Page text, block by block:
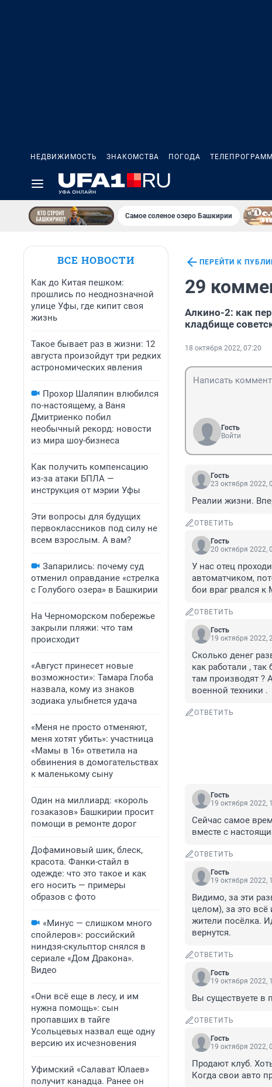
НЕДВИЖИМОСТЬ ЗНАКОМСТВА ПОГОДА
Самое соленое озеро Башкирии
ВСЕ НОВОСТИ
Как до Китая пешком:
прошлись по неоднозначной
улице Уфы, где кипит своя
жизнь
Такое бывает раз в жизни: 12
августа произойдут три редких
астрономических явления
Прохор Шаляпин влюбился
по-настоящему, а Ваня
Дмитриенко побил
необычный рекорд: новости
из мира шоу-бизнеса
Как получить компенсацию
из-за атаки БПЛА —
инструкция от мэрии Уфы
Эти вопросы для будущих
первоклассников под силу не
всем взрослым. А вам?
Запарились: почему суд
отменил оправдание «стрелка
с Голубого озера» в Башкирии
На Черноморском побережье
закрыли пляжи: что там
происходит
«Август принесет новые
возможности»: Тамара Глоба
назвала, кому из знаков
зодиака улыбнется удача
«Меня не просто отменяют,
меня хотят убить»: участница
«Мамы в 16» ответила на
обвинения в домогательствах
к маленькому сыну
Один на миллиард: «король
гозаказов» Башкирии просит
помощи в ремонте дорог
Дофаминовый шик, блеск,
красота. Фанки-стайл в
одежде: что это такое и как
его носить — примеры
образов с фото
«Минус — слишком много
спойлеров»: российский
ниндзя-скульптор снялся в
сериале «Дом Дракона».
Видео
«Они всё еще в лесу, и им
нужна помощь»: сын
пропавших в тайге
Усольцевых назвал еще одну
версию их исчезновения
Уфимский «Салават Юлаев»
получит канадца. Ранее он
ПЕРЕЙТИ К
29
Алкино-2: как
кладбище
18 октября 2022, 07:20
Гость
Войти
Гость
23 октября 2022,
Реалии жизни.
ОТВЕТИТЬ
Гость
20 октября 2022,
У нас отец
автоматчиком,
бои враг рвался к
ОТВЕТИТЬ
Гость
19 октября 2022,
Сколько денег
как работали ,
там производят ?
военной техники .
ОТВЕТИТЬ
Гость
19 октября 2022,
Сейчас самое
вместе с
ОТВЕТИТЬ
Гость
19 октября 2022,
Видимо, за эти
целом), за это всё
жители посёлка.
вернутся.
ОТВЕТИТЬ
Гость
19 октября 2022,
Вы существуете в
ОТВЕТИТЬ
Гость
19 октября 2022,
Продают клуб.
Когда свои авто